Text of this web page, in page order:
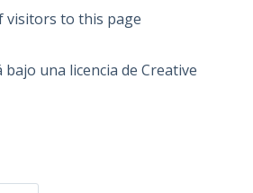
bajo una licencia de Creative